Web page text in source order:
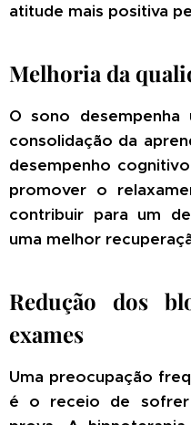
atitude mais positiva
Melhoria da
O sono desempenha
consolidação da
desempenho
promover o
contribuir para um
uma melhor
Redução dos
exames
Uma preocupação
é o receio de sofrer